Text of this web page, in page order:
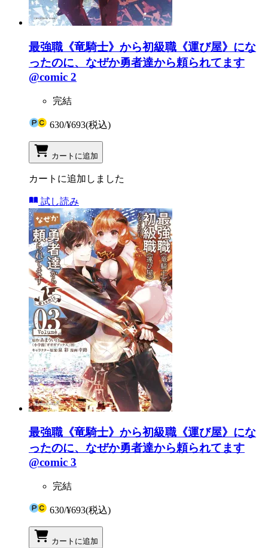
最強職《竜騎士》から初級職《運び屋》にな
ったのに、なぜか勇者達から頼られてます
@comic 2
完結
630/¥693(税込)
カートに追加
カートに追加しました
試し読み
最強職《竜騎士》から初級職《運び屋》にな
ったのに、なぜか勇者達から頼られてます
@comic 3
完結
630/¥693(税込)
カートに追加